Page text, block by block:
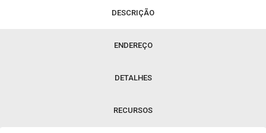
DESCRIÇÃO
ENDEREÇO
DETALHES
RECURSOS